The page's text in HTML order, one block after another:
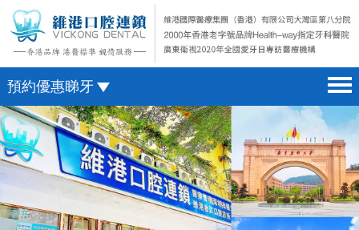
預約優惠睇牙
首頁 home page
醫院簡介 hospital introduction
醫生介紹 doctor introduction
醫療新聞 medical news
澳門電話預約
微信預約
WhatsApp預約